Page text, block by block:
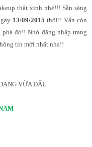
thật xinh nhé!!! Sẵn sàng
13/09/2015 thôi!! Vẫn còn
đó!! Nhớ đăng nhập trang
tin mới nhất nha!!
VỪA ĐÂU